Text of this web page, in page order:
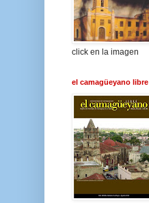
click en la imagen
el camagüeyano libre